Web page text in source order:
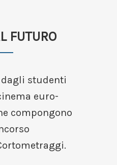
FUTURO
studenti
euro-
compongono